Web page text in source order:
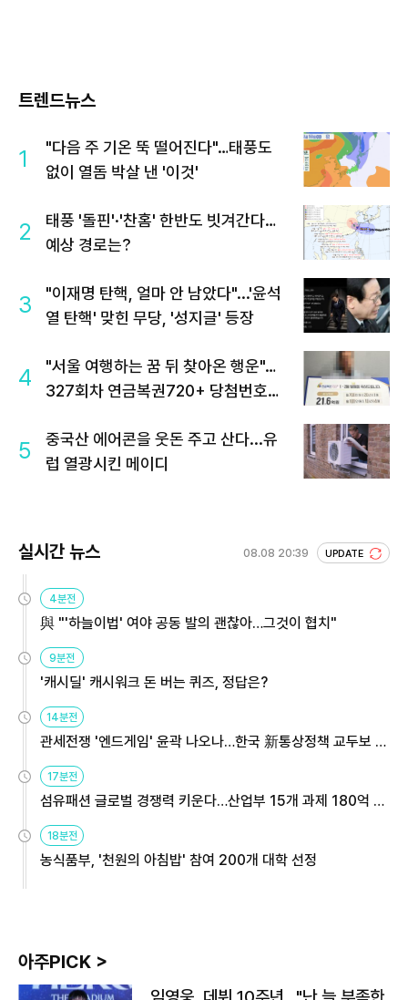
트렌드뉴스
1
"다음 주 기온 뚝 떨어진다"…태풍도
없이 열돔 박살 낸 '이것'
2
태풍 '돌핀'·'찬홈' 한반도 빗겨간다…
예상 경로는?
3
"이재명 탄핵, 얼마 안 남았다"...'윤석
열 탄핵' 맞힌 무당, '성지글' 등장
4
"서울 여행하는 꿈 뒤 찾아온 행운"…
327회차 연금복권720+ 당첨번호조
5
중국산 에어콘을 웃돈 주고 산다...유
럽 열광시킨 메이디
실시간 뉴스 08.08 20:39 UPDATE
4분전
與 "'하늘이법' 여야 공동 발의 괜찮아…그것이 협치"
9분전
'캐시딜' 캐시워크 돈 버는 퀴즈, 정답은?
14분전
관세전쟁 '엔드게임' 윤곽 나오나…한국 新통상정책 교두보 활
17분전
섬유패션 글로벌 경쟁력 키운다…산업부 15개 과제 180억 지
18분전
농식품부, '천원의 아침밥' 참여 200개 대학 선정
아주PICK >